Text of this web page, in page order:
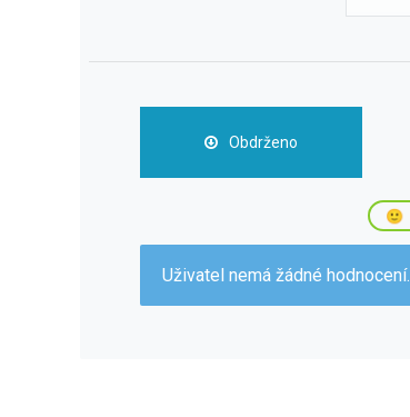
Obdrženo
🙂
Uživatel nemá žádné hodnocení.